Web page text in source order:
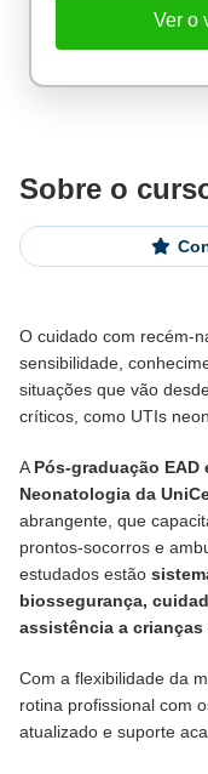
Sobre o
O cuidado com recém-
sensibilidade,
situações que vão
críticos, como UTIs
A Pós-graduação EAD
Neonatologia da
abrangente, que
prontos-socorros e
estudados estão
biossegurança,
assistência a
Com a flexibilidade da
rotina profissional com
atualizado e suporte
Excelência no
Ver o